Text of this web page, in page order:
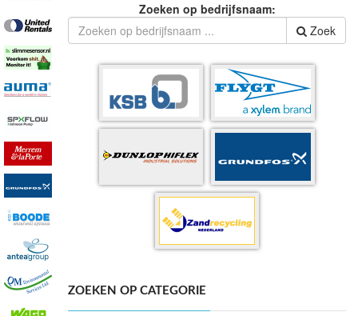
Zoeken op bedrijfsnaam:
Zoek
ZOEKEN OP CATEGORIE